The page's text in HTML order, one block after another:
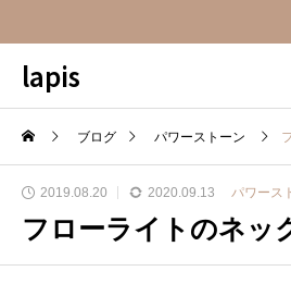
lapis
ブログ パワーストーン
2019.08.20 2020.09.13 パワース
フローライトのネッ